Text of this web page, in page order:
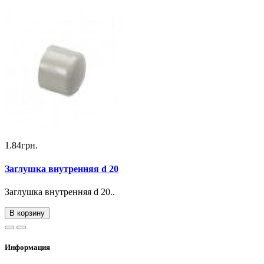
1.84грн.
Заглушка внутренняя d 20
Заглушка внутренняя d 20..
В корзину
Информация